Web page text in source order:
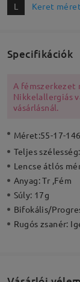
L Keret
Specifikációk
A
Nikkelallergiás
vásárlásnál.
Méret:55-17-146
Teljes szélesség:
Lencse átlós
Anyag:Tr ,Fém
Súly: 17g
Bifokális/
Rugós zsanér: